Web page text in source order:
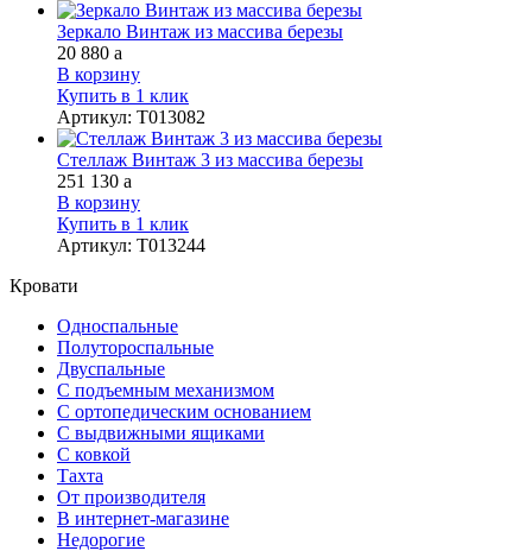
Зеркало Винтаж из массива березы
20 880 a
В корзину
Купить в 1 клик
Артикул: Т013082
Стеллаж Винтаж 3 из массива березы
251 130 a
В корзину
Купить в 1 клик
Артикул: Т013244
Кровати
Односпальные
Полутороспальные
Двуспальные
С подъемным механизмом
С ортопедическим основанием
С выдвижными ящиками
С ковкой
Тахта
От производителя
В интернет-магазине
Недорогие